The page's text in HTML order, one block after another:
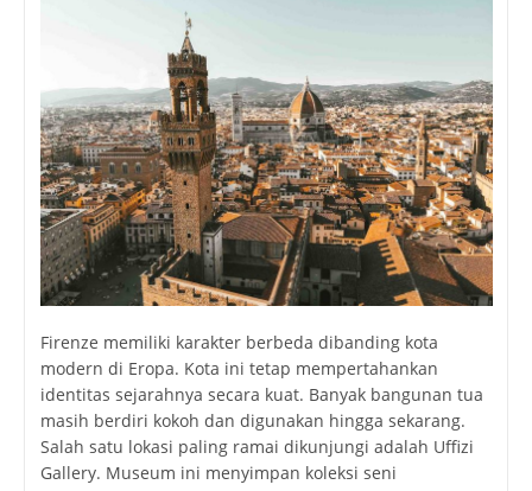
Firenze memiliki karakter berbeda dibanding kota
modern di Eropa. Kota ini tetap mempertahankan
identitas sejarahnya secara kuat. Banyak bangunan tua
masih berdiri kokoh dan digunakan hingga sekarang.
Salah satu lokasi paling ramai dikunjungi adalah Uffizi
Gallery. Museum ini menyimpan koleksi seni